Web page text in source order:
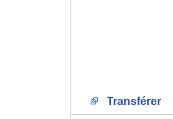
Transférer